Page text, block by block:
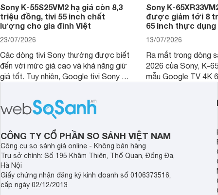
Sony K-55S25VM2 hạ giá còn 8,3
triệu đồng, tivi 55 inch chất
lượng cho gia đình Việt
23/07/2026
Các dòng tivi Sony thường được biết
đến với mức giá cao và khả năng giữ
giá tốt. Tuy nhiên, Google tivi Sony 55
hợp đáng chú ý khi có mức giá dễ
tiếp cận hơn dù mới ra mắt trong năm
Sony K-
được giảm tới 8
65 inch thực
13/07/2026
Ra mắt trong dòng
2026 của Sony, K-
mẫu Google TV 4K
tảng Google TV
nghệ hỗ trợ nâng
CÔNG TY CỔ PHẦN SO SÁNH VIỆT NAM
Công cụ so sánh giá online - Không bán hàng
Trụ sở chính: Số 195 Khâm Thiên, Thổ Quan, Đống Đa,
Hà Nội
Giấy chứng nhận đăng ký kinh doanh số 0106373516,
cấp ngày 02/12/2013